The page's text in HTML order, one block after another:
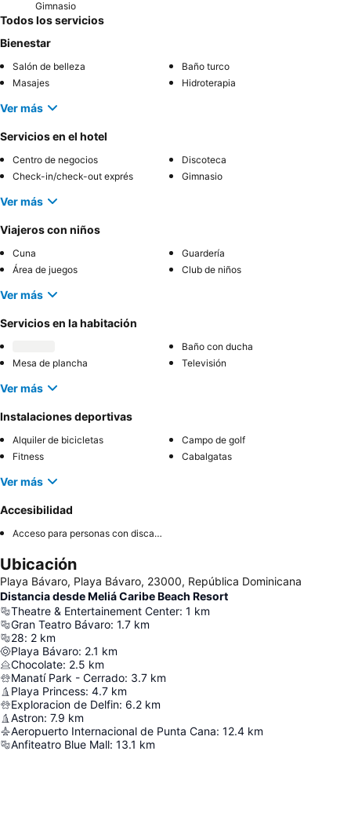
Gimnasio
Todos los servicios
Bienestar
Salón de belleza
Baño turco
Masajes
Hidroterapia
Ver más
Servicios en el hotel
Centro de negocios
Discoteca
Check-in/check-out exprés
Gimnasio
Ver más
Viajeros con niños
Cuna
Guardería
Área de juegos
Club de niños
Ver más
Servicios en la habitación
Baño con ducha
Mesa de plancha
Televisión
Ver más
Instalaciones deportivas
Alquiler de bicicletas
Campo de golf
Fitness
Cabalgatas
Ver más
Accesibilidad
Acceso para personas con discapacidad
Ubicación
Playa Bávaro, Playa Bávaro, 23000, República Dominicana
Distancia desde Meliá Caribe Beach Resort
Theatre & Entertainement Center: 1 km
Gran Teatro Bávaro: 1.7 km
28: 2 km
Playa Bávaro: 2.1 km
Chocolate: 2.5 km
Manatí Park - Cerrado: 3.7 km
Playa Princess: 4.7 km
Exploracion de Delfin: 6.2 km
Astron: 7.9 km
Aeropuerto Internacional de Punta Cana: 12.4 km
Anfiteatro Blue Mall: 13.1 km